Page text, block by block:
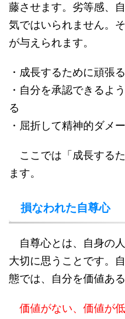
藤させます。劣等感、
気ではいられません。
が与えられます。
・成長するために頑張る
・自分を承認できるよ
る
・屈折して精神的ダメ
ここでは「成長する
ます。
損なわれた自尊心
自尊心とは、自身の
大切に思うことです。
態では、自分を価値あ
価値がない、価値が